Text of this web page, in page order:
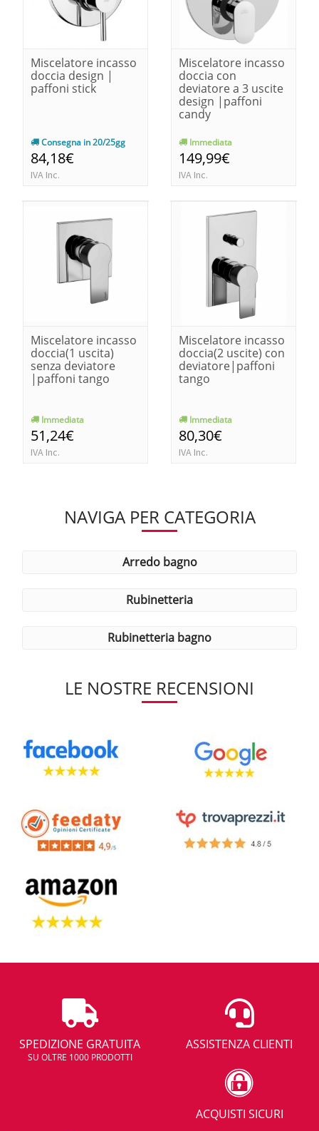
Miscelatore incasso
doccia design |
paffoni stick
Consegna in 20/25gg
84,18€
IVA Inc.
Miscelatore incasso
doccia con
deviatore a 3 uscite
design |paffoni
candy
Immediata
149,99€
IVA Inc.
Miscelatore incasso
doccia(1 uscita)
senza deviatore
|paffoni tango
Immediata
51,24€
IVA Inc.
Miscelatore incasso
doccia(2 uscite) con
deviatore|paffoni
tango
Immediata
80,30€
IVA Inc.
NAVIGA PER CATEGORIA
arredo bagno
rubinetteria
rubinetteria bagno
LE NOSTRE RECENSIONI
SPEDIZIONE GRATUITA
SU OLTRE 1000 PRODOTTI
ASSISTENZA CLIENTI
ACQUISTI SICURI